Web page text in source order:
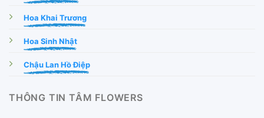
Hoa Khai Trương
Hoa Sinh Nhật
Chậu Lan Hồ Điệp
THÔNG TIN TÂM FLOWERS